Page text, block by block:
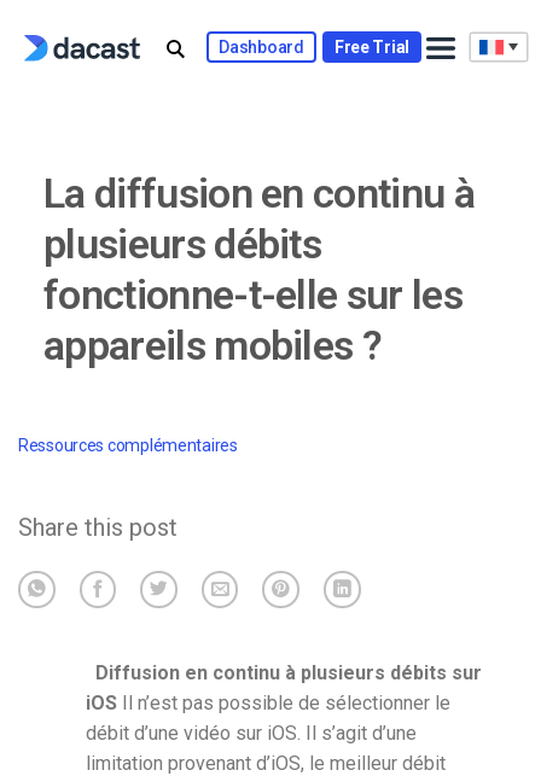
Dashboard Free Trial
La diffusion en continu à
plusieurs débits
fonctionne-t-elle sur les
appareils mobiles ?
Ressources complémentaires
Share this post
Diffusion en continu à plusieurs débits sur
iOS Il n’est pas possible de sélectionner le
débit d’une vidéo sur iOS. Il s’agit d’une
limitation provenant d’iOS, le meilleur débit